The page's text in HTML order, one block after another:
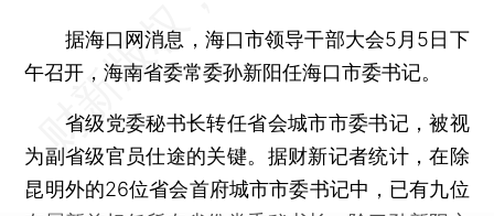
据海口网消息，海口市领导干部大会5月5日下
午召开，海南省委常委孙新阳任海口市委书记。
省级党委秘书长转任省会城市市委书记，被视
为副省级官员仕途的关键。据财新记者统计，在除
昆明外的26位省会首府城市市委书记中，已有九位